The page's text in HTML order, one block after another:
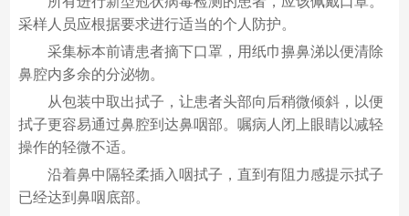
采样人员应根据要求进行适当的个人防护。
采集标本前请患者摘下口罩，用纸巾擤鼻涕以便清除
鼻腔内多余的分泌物。
从包装中取出拭子，让患者头部向后稍微倾斜，以便
拭子更容易通过鼻腔到达鼻咽部。嘱病人闭上眼睛以减轻
操作的轻微不适。
沿着鼻中隔轻柔插入咽拭子，直到有阻力感提示拭子
已经达到鼻咽底部。